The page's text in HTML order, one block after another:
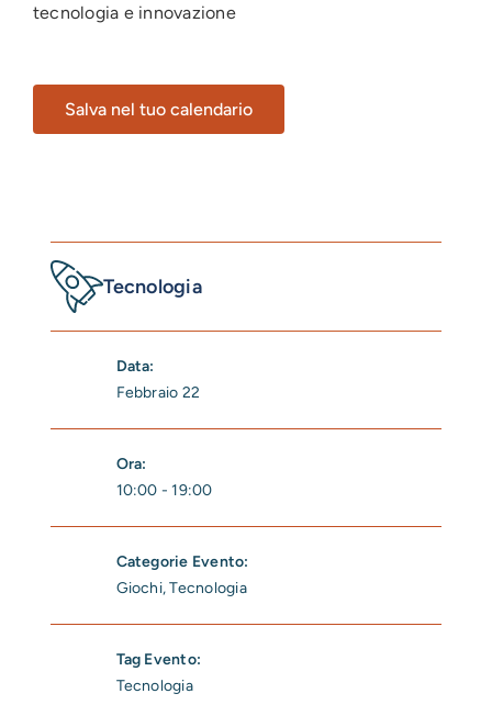
tecnologia e innovazione
Salva nel tuo calendario
Tecnologia
Data:
Febbraio 22
Ora:
10:00 - 19:00
Categorie Evento:
Giochi,Tecnologia
Tag Evento:
Tecnologia